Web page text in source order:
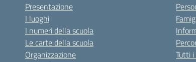
Presentazione
I luoghi
I numeri della scuola
Le carte della scuola
Organizzazione
Tutti i